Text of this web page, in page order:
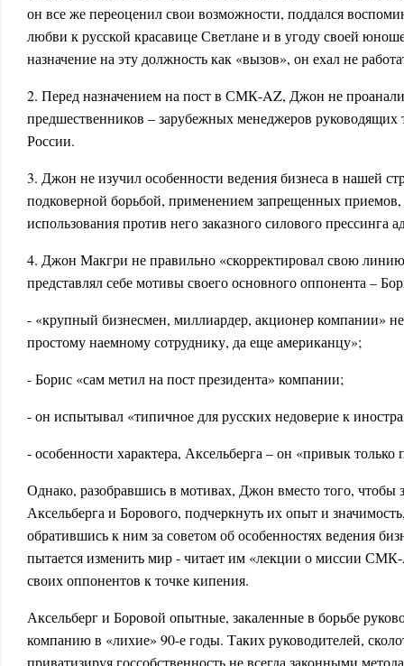
он все же переоценил свои возможности, поддался
любви к русской красавице Светлане и в угоду своей
назначение на эту должность как «вызов», он ехал не
2. Перед назначением на пост в СМК-AZ, Джон не
предшественников – зарубежных менеджеров
России.
3. Джон не изучил особенности ведения бизнеса в нашей
подковерной борьбой, применением запрещенных
использования против него заказного силового прессинга
4. Джон Макгри не правильно «скорректировал свою
представлял себе мотивы своего основного оппонента –
- «крупный бизнесмен, миллиардер, акционер компании»
простому наемному сотруднику, да еще американцу»;
- Борис «сам метил на пост президента» компании;
- он испытывал «типичное для русских недоверие к
- особенности характера, Аксельберга – он «привык только
Однако, разобравшись в мотивах, Джон вместо того, чтобы
Аксельберга и Борового, подчеркнуть их опыт и
обратившись к ним за советом об особенностях ведения
пытается изменить мир - читает им «лекции о миссии
своих оппонентов к точке кипения.
Аксельберг и Боровой опытные, закаленные в борьбе
компанию в «лихие» 90-е годы. Таких руководителей,
приватизируя госсобственность не всегда законными